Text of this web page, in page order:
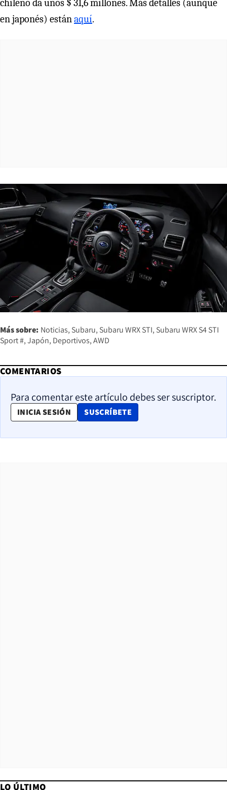
chileno da unos $ 31,6 millones. Más detalles (aunque
en japonés) estánaquí.
Más sobre: Noticias Subaru Subaru WRX STI Subaru WRX S4 STI
Sport # Japón Deportivos AWD
COMENTARIOS
Para comentar este artículo debes ser suscriptor.
INICIA SESIÓN SUSCRÍBETE
OPENS IN NEW WINDOW
LO ÚLTIMO